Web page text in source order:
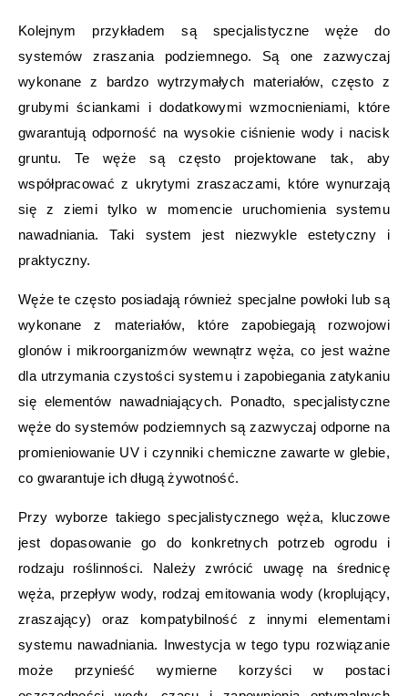
Kolejnym przykładem są specjalistyczne węże do
systemów zraszania podziemnego. Są one zazwyczaj
wykonane z bardzo wytrzymałych materiałów, często z
grubymi ściankami i dodatkowymi wzmocnieniami, które
gwarantują odporność na wysokie ciśnienie wody i nacisk
gruntu. Te węże są często projektowane tak, aby
współpracować z ukrytymi zraszaczami, które wynurzają
się z ziemi tylko w momencie uruchomienia systemu
nawadniania. Taki system jest niezwykle estetyczny i
praktyczny.
Węże te często posiadają również specjalne powłoki lub są
wykonane z materiałów, które zapobiegają rozwojowi
glonów i mikroorganizmów wewnątrz węża, co jest ważne
dla utrzymania czystości systemu i zapobiegania zatykaniu
się elementów nawadniających. Ponadto, specjalistyczne
węże do systemów podziemnych są zazwyczaj odporne na
promieniowanie UV i czynniki chemiczne zawarte w glebie,
co gwarantuje ich długą żywotność.
Przy wyborze takiego specjalistycznego węża, kluczowe
jest dopasowanie go do konkretnych potrzeb ogrodu i
rodzaju roślinności. Należy zwrócić uwagę na średnicę
węża, przepływ wody, rodzaj emitowania wody (kroplujący,
zraszający) oraz kompatybilność z innymi elementami
systemu nawadniania. Inwestycja w tego typu rozwiązanie
może przynieść wymierne korzyści w postaci